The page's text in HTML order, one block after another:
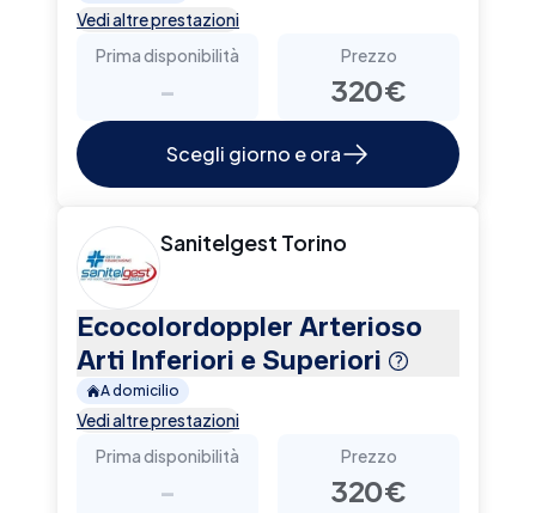
Vedi altre prestazioni
Prima disponibilità
-
Prezzo
320€
Scegli giorno e ora
Sanitelgest Torino
Ecocolordoppler Arterioso
Arti Inferiori e Superiori
A domicilio
Vedi altre prestazioni
Prima disponibilità
-
Prezzo
320€